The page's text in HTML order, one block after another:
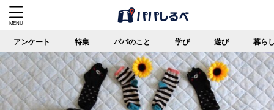
アンケート 特集 パパのこと 学び 遊び 暮ら